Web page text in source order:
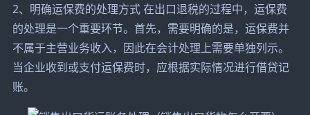
2、明确运保费的处理方式 在出口退税的过程中，运保费
的处理是一个重要环节。首先，需要明确的是，运保费并
不属于主营业务收入，因此在会计处理上需要单独列示。
当企业收到或支付运保费时，应根据实际情况进行借贷记
账。